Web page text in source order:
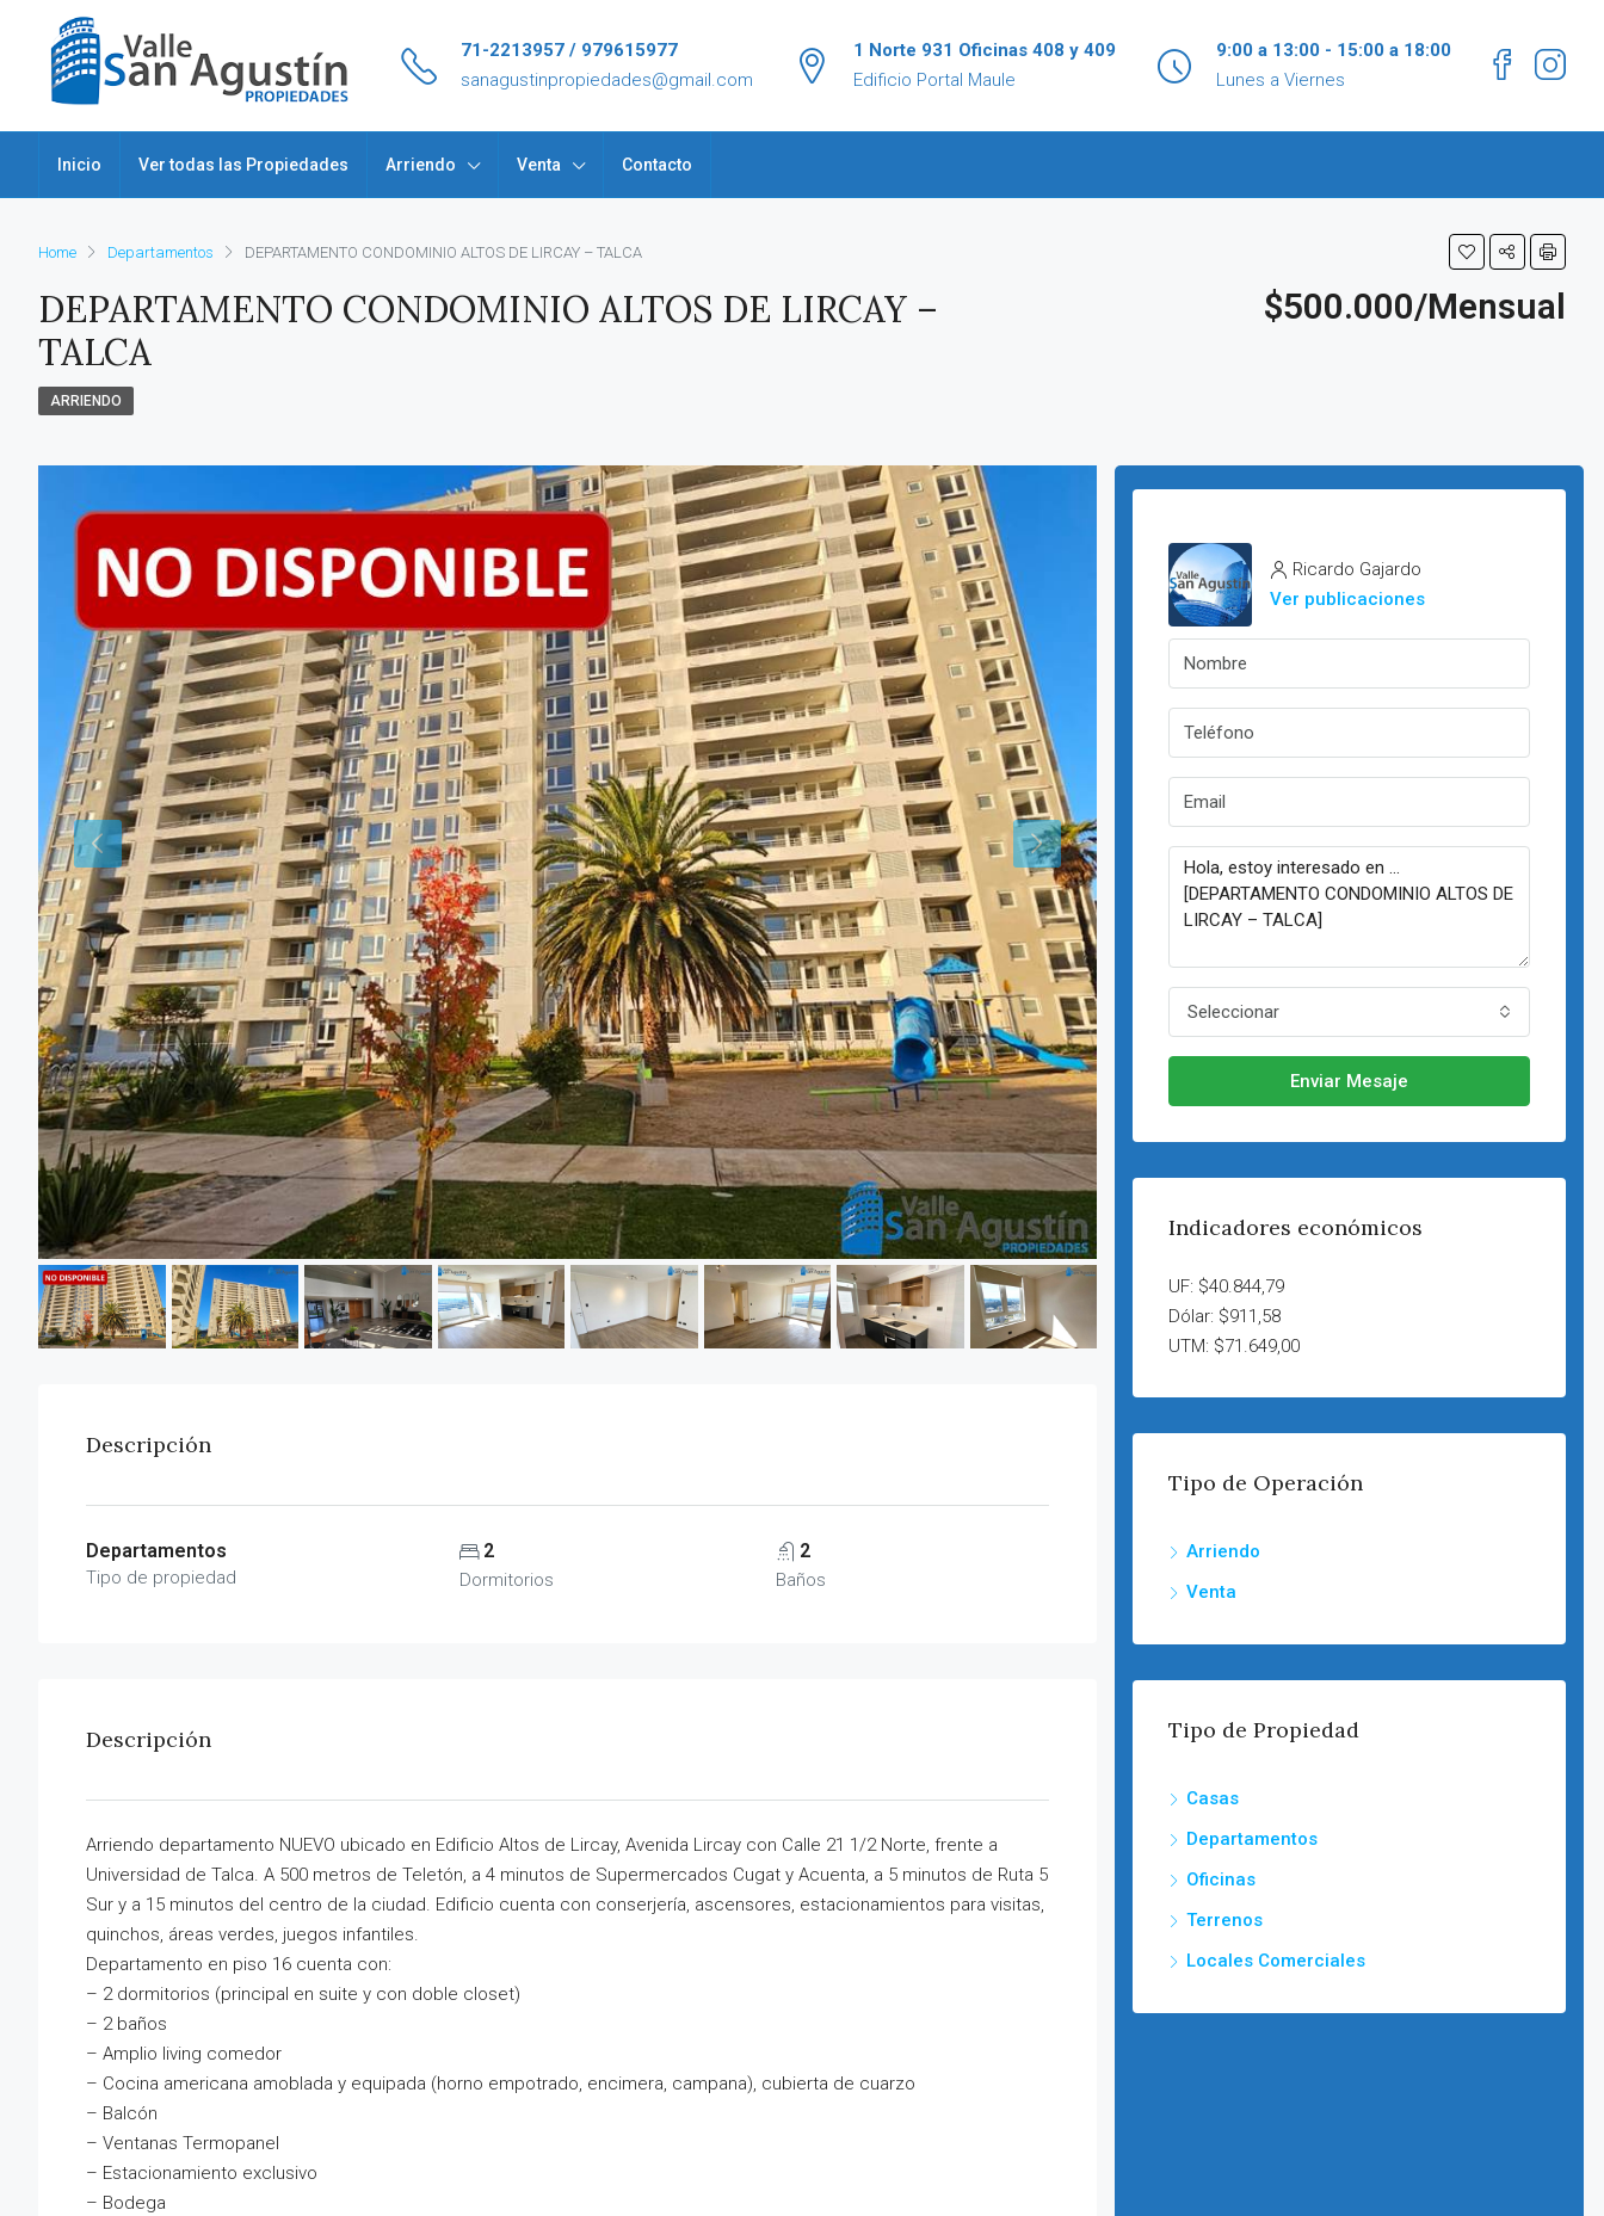
71-2213957 / 979615977
sanagustinpropiedades@gmail.com
1 Norte 931 Oficinas 408 y 409
Edificio Portal Maule
9:00 a 13:00 - 15:00 a 18:00
Lunes a Viernes
Inicio Ver todas las Propiedades Arriendo Venta Contacto
Home Departamentos DEPARTAMENTO CONDOMINIO ALTOS DE LIRCAY – TALCA
DEPARTAMENTO CONDOMINIO ALTOS DE LIRCAY –
TALCA
$500.000/Mensual
ARRIENDO
Descripción
Departamentos
Tipo de propiedad
2
Dormitorios
2
Baños
Descripción
Arriendo departamento NUEVO ubicado en Edificio Altos de Lircay, Avenida Lircay con Calle 21 1/2 Norte, frente a
Universidad de Talca. A 500 metros de Teletón, a 4 minutos de Supermercados Cugat y Acuenta, a 5 minutos de Ruta 5
Sur y a 15 minutos del centro de la ciudad. Edificio cuenta con conserjería, ascensores, estacionamientos para visitas,
quinchos, áreas verdes, juegos infantiles.
Departamento en piso 16 cuenta con:
– 2 dormitorios (principal en suite y con doble closet)
– 2 baños
– Amplio living comedor
– Cocina americana amoblada y equipada (horno empotrado, encimera, campana), cubierta de cuarzo
– Balcón
– Ventanas Termopanel
– Estacionamiento exclusivo
– Bodega
Ricardo Gajardo
Ver publicaciones
Seleccionar
Enviar Mesaje
Indicadores económicos
UF: $40.844,79
Dólar: $911,58
UTM: $71.649,00
Tipo de Operación
Arriendo
Venta
Tipo de Propiedad
Casas
Departamentos
Oficinas
Terrenos
Locales Comerciales